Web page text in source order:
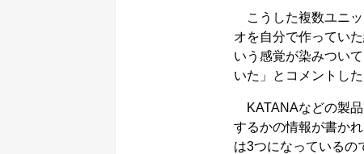
こうした複数ユニッ
オを自分で作ってい
いう感覚が染みつい
いた」とコメントした
KATANAなどの製品
するかの情報が書か
は3つになっているの